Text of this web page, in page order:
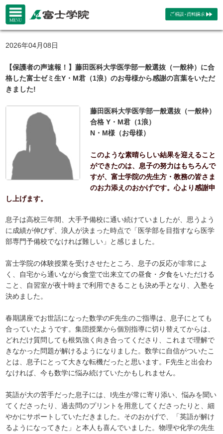
2026年04月08日
【保護者の声速報！】藤田医科大学医学部一般選抜（一般枠）に合
格した富士ゼミ生Y・M君（1浪）のお母様から感謝の言葉をいただ
きました!
藤田医科大学医学部一般選抜（一般枠）
合格 Y・M君（1浪）
N・M様（お母様）
このような素晴らしい結果を迎えること
ができたのは、息子の努力はもちろんで
すが、富士学院の先生方・教務の皆さま
のお力添えのおかげです。心より感謝申
し上げます。
息子は高校三年間、大手予備校に通い続けていましたが、思うよう
に成績が伸びず、浪人が決まった時点で「医学部を目指すなら医学
部専門予備校でなければ難しい」と感じました。
富士学院の体験授業を受けさせたところ、息子の反応が非常によ
く、自宅から通いながら食堂で出来立ての昼食・夕食をいただける
こと、自習室が夜十時まで利用できることも決め手となり、入塾を
決めました。
春期講座でお世話になった数学のF先生のご指導は、息子にとても
合っていたようです。集団授業から個別指導に切り替えてからは、
どれだけ質問しても根気強く向き合ってくださり、これまで理解で
きなかった問題が解けるようになりました。数学に自信がついたこ
とは、息子にとって大きな転機だったと思います。F先生と出会わ
なければ、今も数学に悩み続けていたかもしれません。
英語が大の苦手だった息子には、I先生が常に寄り添い、悩みを聞い
てくださったり、過去問のプリントを用意してくださったりと、細
やかにサポートしていただきました。そのおかげで、「英語が解け
るようになってきた」と本人も喜んでいました。物理や化学の先生